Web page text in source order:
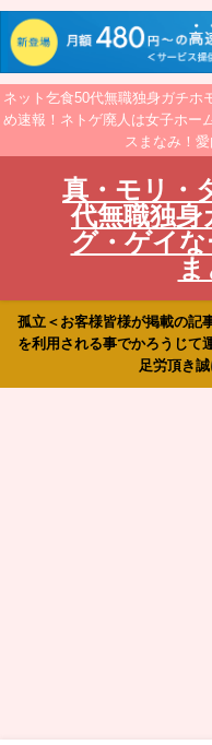
ネット乞食50代無職独身ガチホ
め速報！ネトゲ廃人は女子ホー
スまなみ！
真・モリ・
代無職独身
グ・ゲイ
孤立＜お客様皆様が掲載の記
を利用される事でかろうじて
足労頂き